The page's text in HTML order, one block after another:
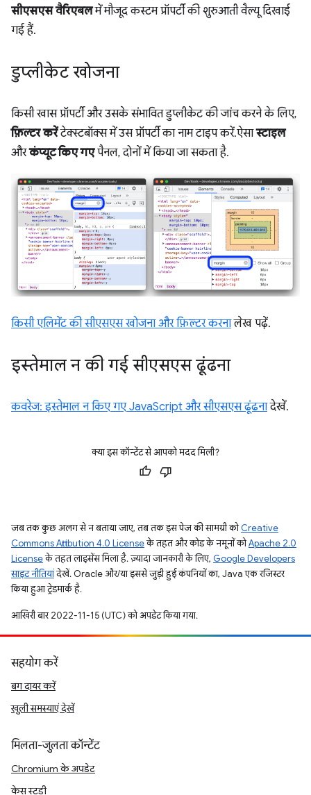
सीएसएस वैरिएबलमें मौजूद कस्टम प्रॉपर्टी की शुरुआती वैल्यू दिखाई
गई हैं.
डुप्लीकेट खोजना
किसी खास प्रॉपर्टी और उसके संभावित डुप्लीकेट की जांच करने के लिए,
फ़िल्टर करेंटेक्स्टबॉक्स में उस प्रॉपर्टी का नाम टाइप करें. ऐसास्टाइल
औरकंप्यूट किए गएपैनल, दोनों में किया जा सकता है.
किसी एलिमेंट की सीएसएस खोजना और फ़िल्टर करनालेख पढ़ें.
इस्तेमाल न की गई सीएसएस ढूंढना
कवरेज: इस्तेमाल न किए गए JavaScript और सीएसएस ढूंढनादेखें.
क्या इस कॉन्टेंट से आपको मदद मिली?
जब तक कुछ अलग से न बताया जाए, तब तक इस पेज की सामग्री कोCreative
Commons Attribution 4.0 Licenseके तहत और कोड के नमूनों कोApache 2.0
Licenseके तहत लाइसेंस मिला है. ज़्यादा जानकारी के लिए, Google Developers
साइट नीतियांदेखें. Oracle और/या इससे जुड़ी हुई कंपनियों का, Java एक रजिस्टर
किया हुआ ट्रेडमार्क है.
आखिरी बार 2022-11-15 (UTC) को अपडेट किया गया.
सहयोग करें
बग दायर करें
खुली समस्याएं देखें
मिलता-जुलता कॉन्टेंट
Chromium के अपडेट
केस स्टडी